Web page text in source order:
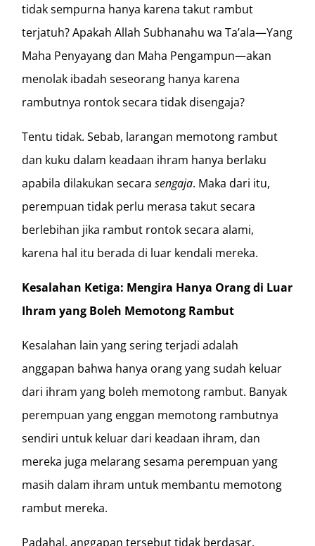
tidak sempurna hanya karena takut rambut
terjatuh? Apakah Allah Subhanahu wa Ta’ala—Yang
Maha Penyayang dan Maha Pengampun—akan
menolak ibadah seseorang hanya karena
rambutnya rontok secara tidak disengaja?
Tentu tidak. Sebab, larangan memotong rambut
dan kuku dalam keadaan ihram hanya berlaku
apabila dilakukan secarasengaja. Maka dari itu,
perempuan tidak perlu merasa takut secara
berlebihan jika rambut rontok secara alami,
karena hal itu berada di luar kendali mereka.
Kesalahan Ketiga: Mengira Hanya Orang di Luar
Ihram yang Boleh Memotong Rambut
Kesalahan lain yang sering terjadi adalah
anggapan bahwa hanya orang yang sudah keluar
dari ihram yang boleh memotong rambut. Banyak
perempuan yang enggan memotong rambutnya
sendiri untuk keluar dari keadaan ihram, dan
mereka juga melarang sesama perempuan yang
masih dalam ihram untuk membantu memotong
rambut mereka.
Padahal, anggapan tersebut tidak berdasar.